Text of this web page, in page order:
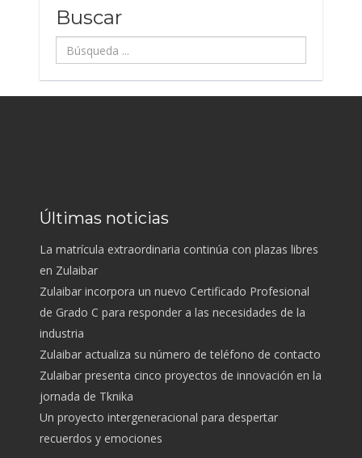
Buscar
Búsqueda
...
Últimas noticias
La matrícula extraordinaria continúa con plazas libres
en Zulaibar
Zulaibar incorpora un nuevo Certificado Profesional
de Grado C para responder a las necesidades de la
industria
Zulaibar actualiza su número de teléfono de contacto
Zulaibar presenta cinco proyectos de innovación en la
jornada de Tknika
Un proyecto intergeneracional para despertar
recuerdos y emociones